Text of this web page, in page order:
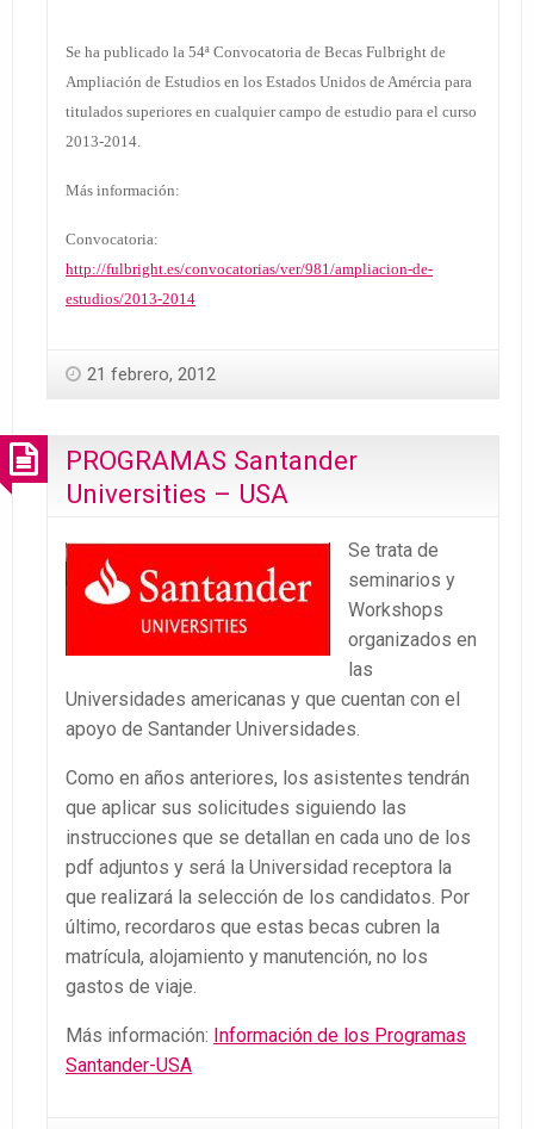
Se ha publicado la 54ª Convocatoria de Becas Fulbright de
Ampliación de Estudios en los Estados Unidos de Amércia para
titulados superiores en cualquier campo de estudio para el curso
2013-2014.
Más información:
Convocatoria:
http://fulbright.es/convocatorias/ver/981/ampliacion-de-
estudios/2013-2014
21 febrero, 2012
PROGRAMAS Santander
Universities – USA
Se trata de
seminarios y
Workshops
organizados en
las
Universidades americanas y que cuentan con el
apoyo de Santander Universidades.
Como en años anteriores, los asistentes tendrán
que aplicar sus solicitudes siguiendo las
instrucciones que se detallan en cada uno de los
pdf adjuntos y será la Universidad receptora la
que realizará la selección de los candidatos. Por
último, recordaros que estas becas cubren la
matrícula, alojamiento y manutención, no los
gastos de viaje.
Más información: Información de los Programas
Santander-USA